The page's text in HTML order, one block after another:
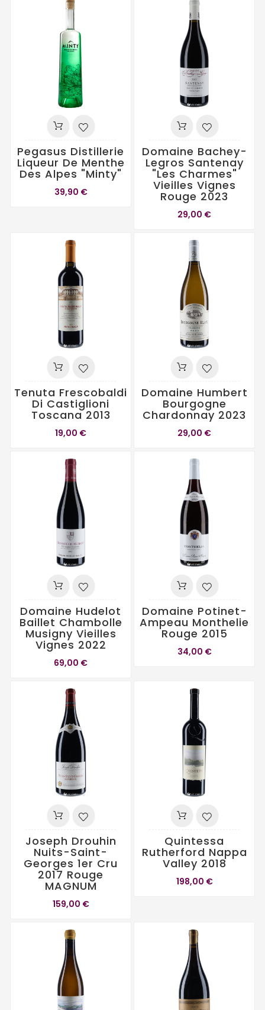
Pegasus Distillerie
Liqueur De Menthe
Des Alpes "Minty"
39,90 €
Domaine Bachey-
Legros Santenay
"Les Charmes"
Vieilles Vignes
Rouge 2023
29,00 €
Tenuta Frescobaldi
Di Castiglioni
Toscana 2013
19,00 €
Domaine Humbert
Bourgogne
Chardonnay 2023
29,00 €
Domaine Hudelot
Baillet Chambolle
Musigny Vieilles
Vignes 2022
69,00 €
Domaine Potinet-
Ampeau Monthelie
Rouge 2015
34,00 €
Joseph Drouhin
Nuits-Saint-
Georges 1er Cru
2017 Rouge
MAGNUM
159,00 €
Quintessa
Rutherford Nappa
Valley 2018
198,00 €